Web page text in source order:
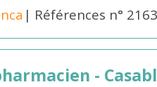
| Références n°
-